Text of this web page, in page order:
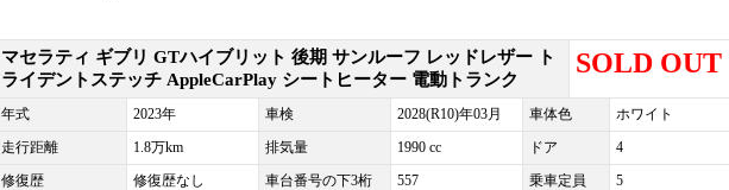
マセラティ ギブリ GTハイブリット 後期 サンルーフ レッドレザー ト
ライデントステッチ AppleCarPlay シートヒーター 電動トランク
SOLD OUT
年式 2023年 車検 2028(R10)年03月 車体色
ホワイト
走行距離
1.8万km 排気量 1990 cc ドア
4
修復歴
修復歴なし 車台番号の下3桁 557 乗車定員
5